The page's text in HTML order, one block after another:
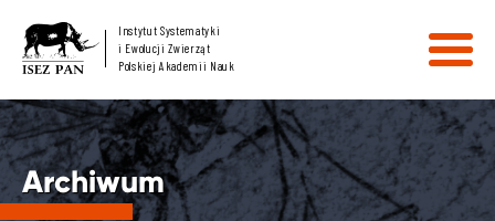
Instytut Systematyki
i Ewolucji Zwierząt
Polskiej Akademii Nauk
Archiwum